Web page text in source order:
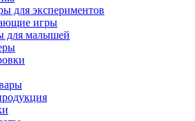
для экспериментов
игры
для малышей